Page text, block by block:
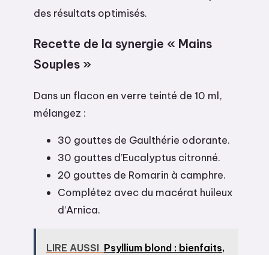
des résultats optimisés.
Recette de la synergie « Mains
Souples »
Dans un flacon en verre teinté de 10 ml,
mélangez :
30 gouttes de Gaulthérie odorante.
30 gouttes d’Eucalyptus citronné.
20 gouttes de Romarin à camphre.
Complétez avec du macérat huileux
d’Arnica.
LIRE AUSSI Psyllium blond : bienfaits,